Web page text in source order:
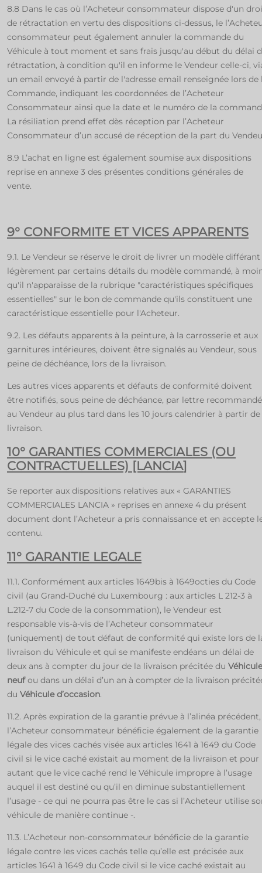
8.8 Dans le cas où l’Acheteur consommateur dispose d'un
de rétractation en vertu des dispositions ci-dessus, le
consommateur peut également annuler la commande du
Véhicule à tout moment et sans frais jusqu'au début du délai
rétractation, à condition qu'il en informe le Vendeur celle-ci,
un email envoyé à partir de l'adresse email renseignée lors de
Commande, indiquant les coordonnées de l’Acheteur
Consommateur ainsi que la date et le numéro de la
La résiliation prend effet dès réception par l’Acheteur
Consommateur d’un accusé de réception de la part du
8.9 L’achat en ligne est également soumise aux dispositions
reprise en annexe 3 des présentes conditions générales de
vente.
9° CONFORMITE ET VICES APPARENTS
9.1. Le Vendeur se réserve le droit de livrer un modèle différant
légèrement par certains détails du modèle commandé, à
qu'il n'apparaisse de la rubrique "caractéristiques spécifiques
essentielles" sur le bon de commande qu'ils constituent une
caractéristique essentielle pour l'Acheteur.
9.2. Les défauts apparents à la peinture, à la carrosserie et aux
garnitures intérieures, doivent être signalés au Vendeur, sous
peine de déchéance, lors de la livraison.
Les autres vices apparents et défauts de conformité doivent
être notifiés, sous peine de déchéance, par lettre
au Vendeur au plus tard dans les 10 jours calendrier à partir de
livraison.
10° GARANTIES COMMERCIALES (OU
CONTRACTUELLES) [LANCIA]
Se reporter aux dispositions relatives aux « GARANTIES
COMMERCIALES LANCIA » reprises en annexe 4 du présent
document dont l’Acheteur a pris connaissance et en accepte
contenu.
11° GARANTIE LEGALE
11.1. Conformément aux articles 1649bis à 1649octies du Code
civil (au Grand-Duché du Luxembourg : aux articles L 212-3 à
L.212-7 du Code de la consommation), le Vendeur est
responsable vis-à-vis de l’Acheteur consommateur
(uniquement) de tout défaut de conformité qui existe lors de
livraison du Véhicule et qui se manifeste endéans un délai de
deux ans à compter du jour de la livraison précitée du Véhicule
neufou dans un délai d’un an à compter de la livraison
du Véhicule d’occasion.
11.2. Après expiration de la garantie prévue à l’alinéa précédent,
l’Acheteur consommateur bénéficie également de la garantie
légale des vices cachés visée aux articles 1641 à 1649 du Code
civil si le vice caché existait au moment de la livraison et pour
autant que le vice caché rend le Véhicule impropre à l’usage
auquel il est destiné ou qu’il en diminue substantiellement
l’usage - ce qui ne pourra pas être le cas si l’Acheteur utilise
véhicule de manière continue -.
11.3. L’Acheteur non-consommateur bénéficie de la garantie
légale contre les vices cachés telle qu’elle est précisée aux
articles 1641 à 1649 du Code civil si le vice caché existait au